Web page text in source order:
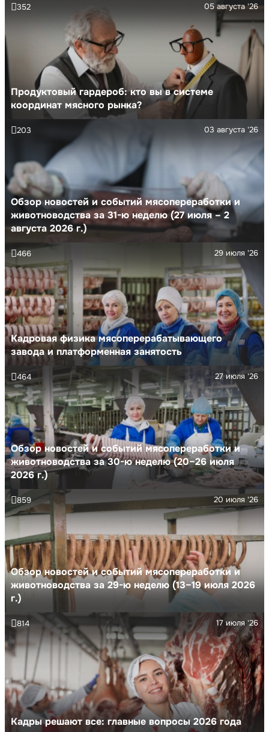
Продуктовый гардероб: кто вы в системе
координат мясного рынка?
05 августа '26
352
Обзор новостей и событий мясопереработки и
животноводства за 31-ю неделю (27 июля – 2
августа 2026 г.)
03 августа '26
203
Кадровая физика мясоперерабатывающего
завода и платформенная занятость
29 июля '26
466
Обзор новостей и событий мясопереработки и
животноводства за 30-ю неделю (20–26 июля
2026 г.)
27 июля '26
464
Обзор новостей и событий мясопереработки и
животноводства за 29-ю неделю (13–19 июля 2026
г.)
20 июля '26
859
Кадры решают все: главные вопросы 2026 года
17 июля '26
814